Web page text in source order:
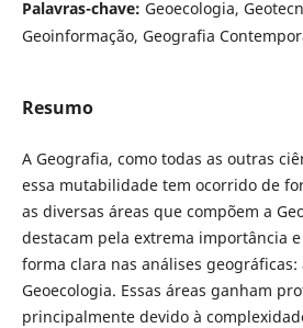
Palavras-chave: Geoecologia,
Geoinformação, Geografia
Resumo
A Geografia, como todas as outras
essa mutabilidade tem ocorrido de
as diversas áreas que compõem a
destacam pela extrema importância
forma clara nas análises geográficas:
Geoecologia. Essas áreas ganham
principalmente devido à